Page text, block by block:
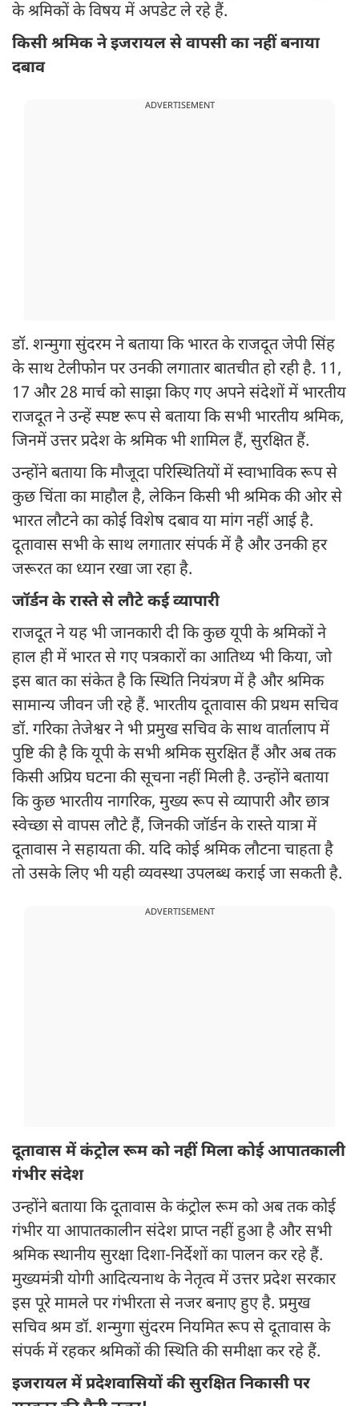
के श्रमिकों के विषय में अपडेट ले रहे हैं.
किसी श्रमिक ने इजरायल से वापसी का नहीं बनाया
दबाव
ADVERTISEMENT
डॉ. शन्मुगा सुंदरम ने बताया कि भारत के राजदूत जेपी सिंह
के साथ टेलीफोन पर उनकी लगातार बातचीत हो रही है. 11,
17 और 28 मार्च को साझा किए गए अपने संदेशों में भारतीय
राजदूत ने उन्हें स्पष्ट रूप से बताया कि सभी भारतीय श्रमिक,
जिनमें उत्तर प्रदेश के श्रमिक भी शामिल हैं, सुरक्षित हैं.
उन्होंने बताया कि मौजूदा परिस्थितियों में स्वाभाविक रूप से
कुछ चिंता का माहौल है, लेकिन किसी भी श्रमिक की ओर से
भारत लौटने का कोई विशेष दबाव या मांग नहीं आई है.
दूतावास सभी के साथ लगातार संपर्क में है और उनकी हर
जरूरत का ध्यान रखा जा रहा है.
जॉर्डन के रास्ते से लौटे कई व्यापारी
राजदूत ने यह भी जानकारी दी कि कुछ यूपी के श्रमिकों ने
हाल ही में भारत से गए पत्रकारों का आतिथ्य भी किया, जो
इस बात का संकेत है कि स्थिति नियंत्रण में है और श्रमिक
सामान्य जीवन जी रहे हैं. भारतीय दूतावास की प्रथम सचिव
डॉ. गरिका तेजेश्वर ने भी प्रमुख सचिव के साथ वार्तालाप में
पुष्टि की है कि यूपी के सभी श्रमिक सुरक्षित हैं और अब तक
किसी अप्रिय घटना की सूचना नहीं मिली है. उन्होंने बताया
कि कुछ भारतीय नागरिक, मुख्य रूप से व्यापारी और छात्र
स्वेच्छा से वापस लौटे हैं, जिनकी जॉर्डन के रास्ते यात्रा में
दूतावास ने सहायता की. यदि कोई श्रमिक लौटना चाहता है
तो उसके लिए भी यही व्यवस्था उपलब्ध कराई जा सकती है.
ADVERTISEMENT
दूतावास में कंट्रोल रूम को नहीं मिला कोई आपातकाली
गंभीर संदेश
उन्होंने बताया कि दूतावास के कंट्रोल रूम को अब तक कोई
गंभीर या आपातकालीन संदेश प्राप्त नहीं हुआ है और सभी
श्रमिक स्थानीय सुरक्षा दिशा-निर्देशों का पालन कर रहे हैं.
मुख्यमंत्री योगी आदित्यनाथ के नेतृत्व में उत्तर प्रदेश सरकार
इस पूरे मामले पर गंभीरता से नजर बनाए हुए है. प्रमुख
सचिव श्रम डॉ. शन्मुगा सुंदरम नियमित रूप से दूतावास के
संपर्क में रहकर श्रमिकों की स्थिति की समीक्षा कर रहे हैं.
इजरायल में प्रदेशवासियों की सुरक्षित निकासी पर